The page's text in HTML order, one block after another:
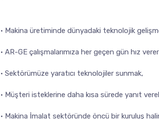
• Makina üretiminde dünyadaki teknolojik
• AR-GE çalışmalarımıza her geçen gün hız
• Sektörümüze yaratıcı teknolojiler sunmak,
• Müşteri isteklerine daha kısa sürede yanıt
• Makina İmalat sektöründe öncü bir kuruluş